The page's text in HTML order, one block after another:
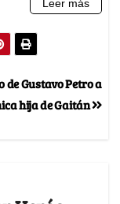
de Gustavo Petro a
hija de Gaitán